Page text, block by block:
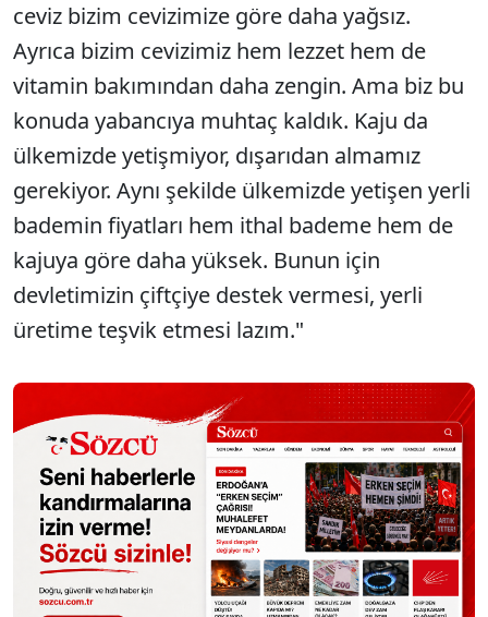
ceviz bizim cevizimize göre daha yağsız.
Ayrıca bizim cevizimiz hem lezzet hem de
vitamin bakımından daha zengin. Ama biz bu
konuda yabancıya muhtaç kaldık. Kaju da
ülkemizde yetişmiyor, dışarıdan almamız
gerekiyor. Aynı şekilde ülkemizde yetişen yerli
bademin fiyatları hem ithal bademe hem de
kajuya göre daha yüksek. Bunun için
devletimizin çiftçiye destek vermesi, yerli
üretime teşvik etmesi lazım."